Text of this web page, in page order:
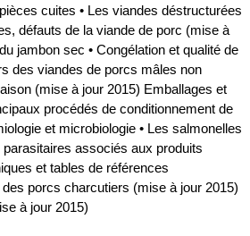
cuites • Les viandes déstructurées
défauts de la viande de porc (mise à
jambon sec • Congélation et qualité de
des viandes de porcs mâles non
(mise à jour 2015) Emballages et
procédés de conditionnement de
et microbiologie • Les salmonelles
parasitaires associés aux produits
et tables de références
porcs charcutiers (mise à jour 2015)
à jour 2015)